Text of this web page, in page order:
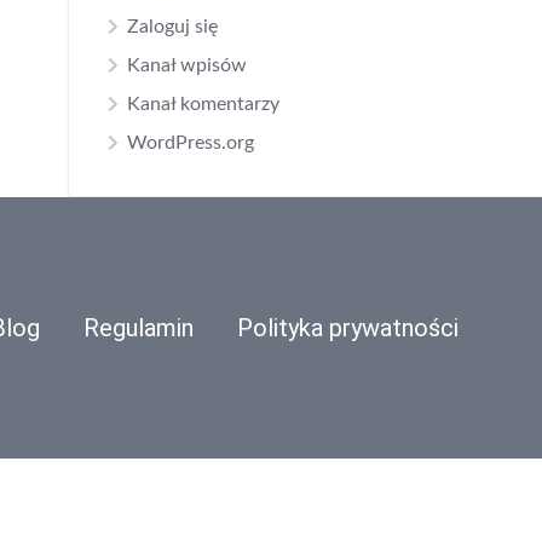
Zaloguj się
Kanał wpisów
Kanał komentarzy
WordPress.org
Regulamin Polityka prywatności